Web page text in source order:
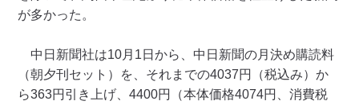
が多かった。
中日新聞社は10月1日から、中日新聞の月決め購読料
（朝夕刊セット）を、それまでの4037円（税込み）か
ら363円引き上げ、4400円（本体価格4074円、消費税